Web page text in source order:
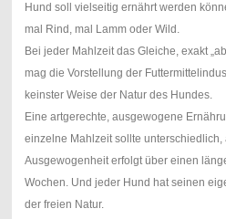
Hund soll vielseitig ernährt werden
mal Rind, mal Lamm oder Wild.
Bei jeder Mahlzeit das Gleiche, exakt
mag die Vorstellung der
keinster Weise der Natur des Hundes.
Eine artgerechte, ausgewogene
einzelne Mahlzeit sollte
Ausgewogenheit erfolgt über einen
Wochen. Und jeder Hund hat seinen
der freien Natur.